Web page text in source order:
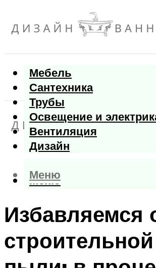
Мебель
Сантехника
Трубы
Освещение и
Вентиляция
Дизайн
Меню
Меню
Избавляемся
строительной